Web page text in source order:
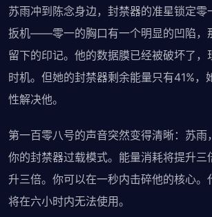
苏雨冲到陈念身边，封禁器的准星锁定零
扳机——零一的胸口有一个明显的凹陷，
留下的印记。他的数据膜已经被破坏了，
时机。但她的封禁器剩余能量只有41%，
性解决他。
第一百零八号的声音突然变得清晰：苏雨
你的封禁器过载模式。能量消耗将提升三
升三倍。你可以在一秒内击碎他的核心。
将在六小时内无法使用。